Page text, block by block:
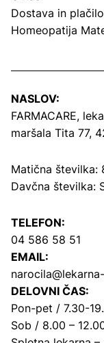
Dostava in plačilo
Homeopatija
NASLOV:
FARMACARE,
maršala Tita 77,
Matična številka:
Davčna številka:
TELEFON:
04 586 58 51
EMAIL:
DELOVNI ČAS:
Pon-pet / 7.30-
Sob / 8.00 –